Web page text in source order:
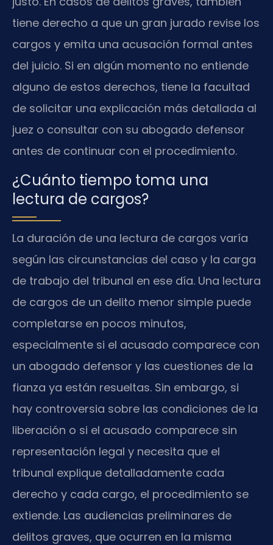
tiene derecho a que un gran jurado revise los
cargos y emita una acusación formal antes
del juicio. Si en algún momento no entiende
alguno de estos derechos, tiene la facultad
de solicitar una explicación más detallada al
juez o consultar con su abogado defensor
antes de continuar con el procedimiento.
¿Cuánto tiempo toma una
lectura de cargos?
La duración de una lectura de cargos varía
según las circunstancias del caso y la carga
de trabajo del tribunal en ese día. Una lectura
de cargos de un delito menor simple puede
completarse en pocos minutos,
especialmente si el acusado comparece con
un abogado defensor y las cuestiones de la
fianza ya están resueltas. Sin embargo, si
hay controversia sobre las condiciones de la
liberación o si el acusado comparece sin
representación legal y necesita que el
tribunal explique detalladamente cada
derecho y cada cargo, el procedimiento se
extiende. Las audiencias preliminares de
delitos graves, que ocurren en la misma